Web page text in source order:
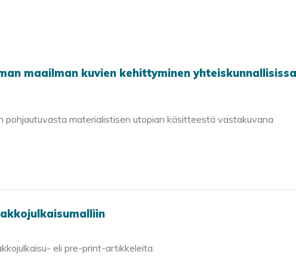
maailman kuvien kehittyminen yhteiskunnallisissa
pohjautuvasta materialistisen utopian käsitteestä vastakuvana
eli pre-print-artikkeleita.